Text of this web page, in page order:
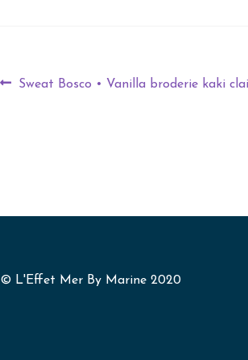
Sweat Bosco • Vanilla broderie kaki
© L'Effet Mer By Marine 2020